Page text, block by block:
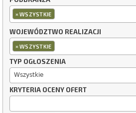
×WSZYSTKIE
WOJEWÓDZTWO REALIZACJI
×WSZYSTKIE
TYP OGŁOSZENIA
Wszystkie
KRYTERIA OCENY OFERT